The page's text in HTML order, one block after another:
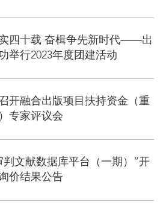
四十载 奋楫争先新时代——出
举行2023年度团建活动
开融合出版项目扶持资金（重
专家评议会
判文献数据库平台（一期）”开
价结果公告